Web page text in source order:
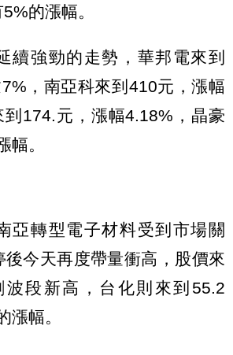
的漲幅。
續強勁的走勢，華邦電來到
，南亞科來到410元，漲幅
到174.元，漲幅4.18%，晶豪
幅。
亞轉型電子材料受到市場關
後今天再度帶量衝高，股價來
波段新高，台化則來到55.2
漲幅。